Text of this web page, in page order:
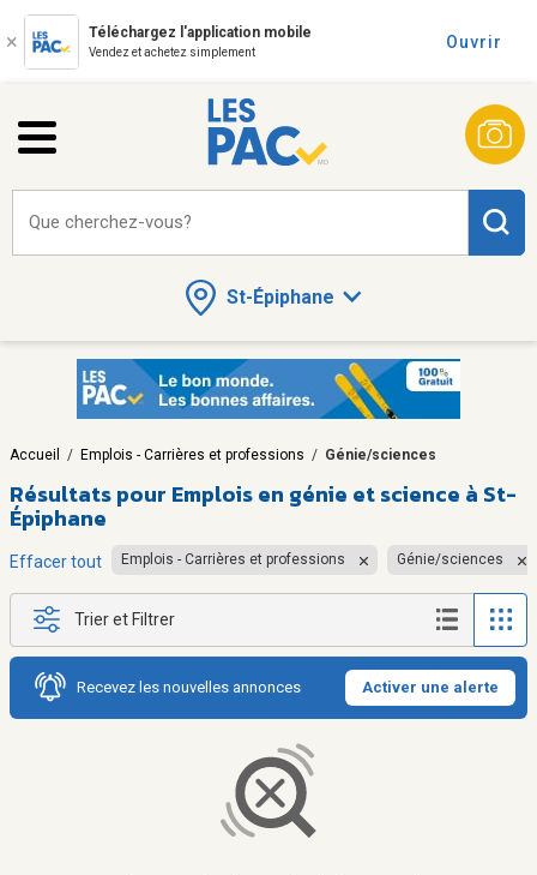
Téléchargez l'application mobile
Vendez et achetez simplement
Ouvrir
St-Épiphane
Que cherchez-vous?
Accueil / Emplois - Carrières et professions / Génie/sciences
Résultats pour Emplois en génie et science à St-
Épiphane
Effacer tout Emplois - Carrières et professions Génie/sciences
Trier et Filtrer
Recevez les nouvelles annonces Activer une alerte